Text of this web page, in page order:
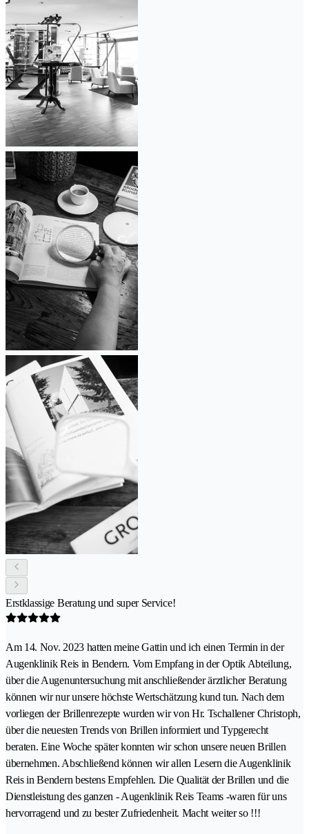
Erstklassige Beratung und super Service!
Am 14. Nov. 2023 hatten meine Gattin und ich einen Termin in der
Augenklinik Reis in Bendern. Vom Empfang in der Optik Abteilung,
über die Augenuntersuchung mit anschließender ärztlicher Beratung
können wir nur unsere höchste Wertschätzung kund tun. Nach dem
vorliegen der Brillenrezepte wurden wir von Hr. Tschallener Christoph,
über die neuesten Trends von Brillen informiert und Typgerecht
beraten. Eine Woche später konnten wir schon unsere neuen Brillen
übernehmen. Abschließend können wir allen Lesern die Augenklinik
Reis in Bendern bestens Empfehlen. Die Qualität der Brillen und die
Dienstleistung des ganzen - Augenklinik Reis Teams -waren für uns
hervorragend und zu bester Zufriedenheit. Macht weiter so !!!